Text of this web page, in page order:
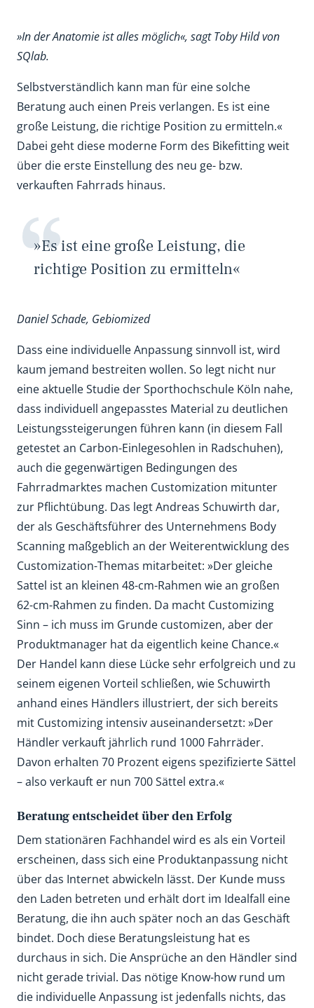
»In der Anatomie ist alles möglich«, sagt Toby Hild von
SQlab.
Selbstverständlich kann man für eine solche
Beratung auch einen Preis verlangen. Es ist eine
große Leistung, die richtige Position zu ermitteln.«
Dabei geht diese moderne Form des Bikefitting weit
über die erste Einstellung des neu ge- bzw.
verkauften Fahrrads hinaus.
»Es ist eine große Leistung, die
richtige Position zu ermitteln«
Daniel Schade, Gebiomized
Dass eine individuelle Anpassung sinnvoll ist, wird
kaum jemand bestreiten wollen. So legt nicht nur
eine aktuelle Studie der Sporthochschule Köln nahe,
dass individuell angepasstes Material zu deutlichen
Leistungssteigerungen führen kann (in diesem Fall
getestet an Carbon-Einlegesohlen in Radschuhen),
auch die gegenwärtigen Bedingungen des
Fahrradmarktes machen Customization mitunter
zur Pflichtübung. Das legt Andreas Schuwirth dar,
der als Geschäftsführer des Unternehmens Body
Scanning maßgeblich an der Weiterentwicklung des
Customization-Themas mitarbeitet: »Der gleiche
Sattel ist an kleinen 48-cm-Rahmen wie an großen
62-cm-Rahmen zu finden. Da macht Customizing
Sinn – ich muss im Grunde customizen, aber der
Produktmanager hat da eigentlich keine Chance.«
Der Handel kann diese Lücke sehr erfolgreich und zu
seinem eigenen Vorteil schließen, wie Schuwirth
anhand eines Händlers illustriert, der sich bereits
mit Customizing intensiv auseinandersetzt: »Der
Händler verkauft jährlich rund 1000 Fahrräder.
Davon erhalten 70 Prozent eigens spezifizierte Sättel
– also verkauft er nun 700 Sättel extra.«
Beratung entscheidet über den Erfolg
Dem stationären Fachhandel wird es als ein Vorteil
erscheinen, dass sich eine Produktanpassung nicht
über das Internet abwickeln lässt. Der Kunde muss
den Laden betreten und erhält dort im Idealfall eine
Beratung, die ihn auch später noch an das Geschäft
bindet. Doch diese Beratungsleistung hat es
durchaus in sich. Die Ansprüche an den Händler sind
nicht gerade trivial. Das nötige Know-how rund um
die individuelle Anpassung ist jedenfalls nichts, das